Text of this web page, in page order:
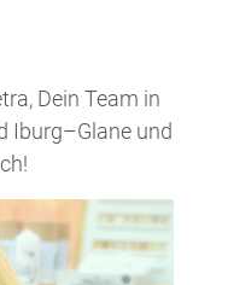
Dein Team in
Iburg–Glane und